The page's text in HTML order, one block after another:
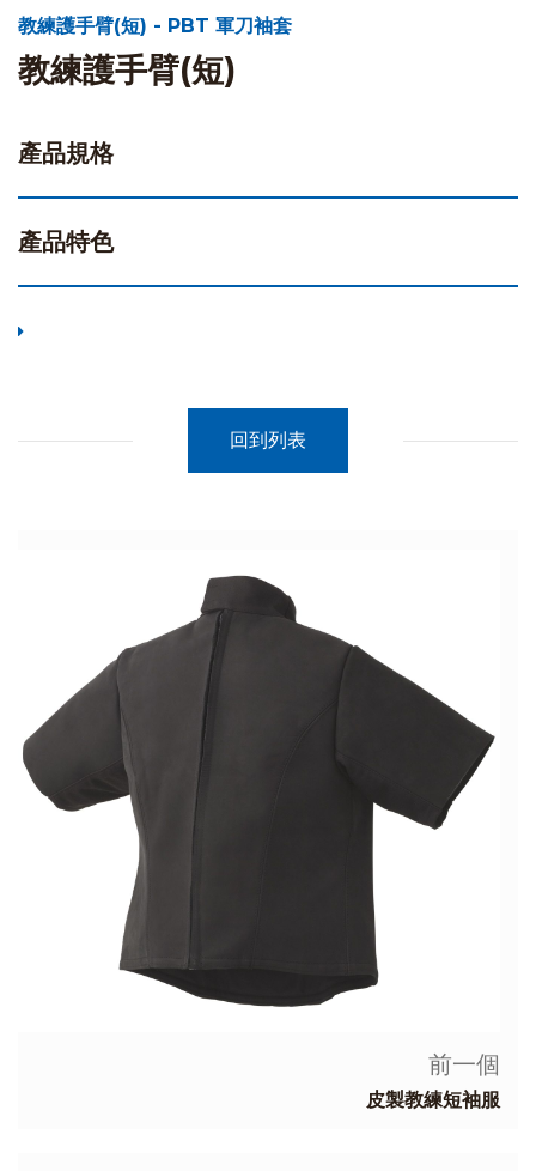
教練護手臂(短) - PBT 軍刀袖套
教練護手臂(短)
產品規格
產品特色
回到列表
前一個
皮製教練短袖服